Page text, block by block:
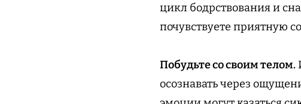
цикл бодрствования и
почувствуете приятную
Побудьте со своим телом.
осознавать через